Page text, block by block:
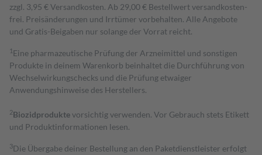
zzgl. 3,95 € Versandkosten. Ab 29,00 € Bestell­wert versand­kosten­
frei. Preisänderungen und Irrtümer vorbehalten. Alle Angebote
und Gratis-Beigaben nur solange der Vorrat reicht.
1 Eine pharmazeutische Prüfung der Arzneimittel und sonstigen
Produkte in deinem Warenkorb beinhaltet die Durchführung von
Wechselwirkungschecks und die Prüfung etwaiger
Anwendungshinweise des Herstellers.
2Biozidproduktevorsichtig verwenden. Vor Gebrauch stets Etikett
und Produktinformationen lesen.
3Die Übergabe deiner Bestellung an den Paketdienstleister erfolgt